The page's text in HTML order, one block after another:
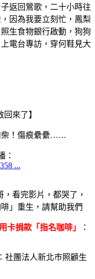
返回鶯歌，二十小時往
因為我要立刻忙，鳳梨
生食物銀行啟動，狗狗
電台專訪，穿何鞋見大
來了】
柴！傷痕纍纍……
：
...
看完影片，都哭了，
」重生，請幫助我們
卡捐款「指名咖啡」
：
社團法人新北巿照顧生